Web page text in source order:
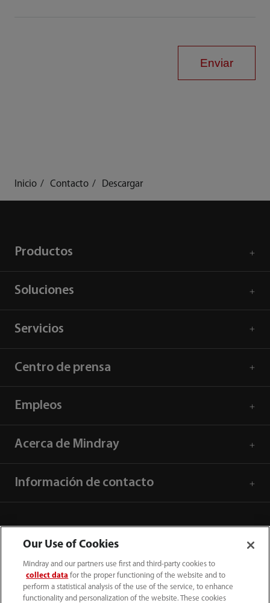
Enviar
Inicio Contacto Descargar
Productos
Soluciones
Servicios
Centro de prensa
Empleos
Acerca de Mindray
Información de contacto
Our Use of Cookies
Mindray and our partners use first and third-party cookies to
collect data for the proper functioning of the website and to
perform a statistical analysis of the use of the service, to enhance
functionality and personalization of the website. These cookies